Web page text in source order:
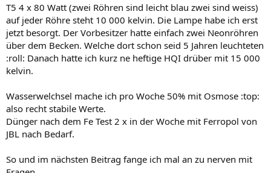
T5 4 x 80 Watt (zwei Röhren sind leicht blau zwei sind weiss)
auf jeder Röhre steht 10 000 kelvin. Die Lampe habe ich erst
jetzt besorgt. Der Vorbesitzer hatte einfach zwei Neonröhren
über dem Becken. Welche dort schon seid 5 Jahren leuchteten
:roll: Danach hatte ich kurz ne heftige HQI drüber mit 15 000
kelvin.
Wasserwelchsel mache ich pro Woche 50% mit Osmose :top:
also recht stabile Werte.
Dünger nach dem Fe Test 2 x in der Woche mit Ferropol von
JBL nach Bedarf.
So und im nächsten Beitrag fange ich mal an zu nerven mit